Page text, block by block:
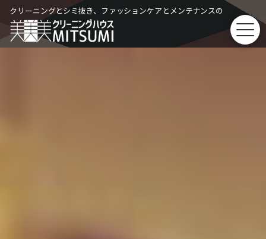
Skip
to
content
クリーニングとシミ抜き、ファッションケアとメンテナンスの